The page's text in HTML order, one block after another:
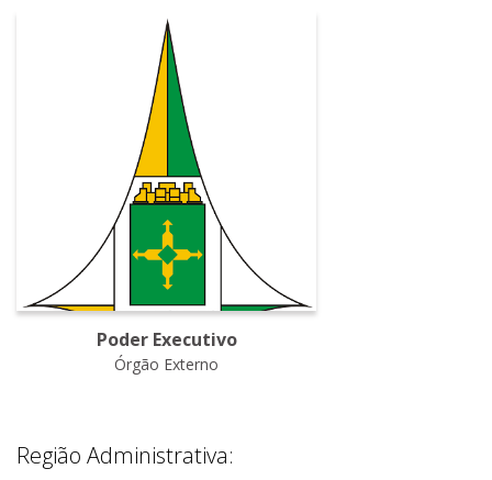
Poder Executivo
Órgão Externo
Região Administrativa: